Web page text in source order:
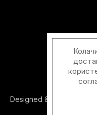
Designed & Developed